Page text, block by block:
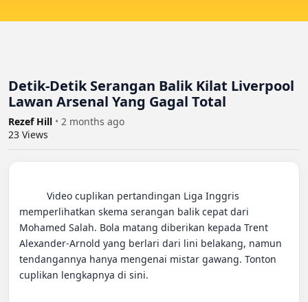
Detik-Detik Serangan Balik Kilat Liverpool
Lawan Arsenal Yang Gagal Total
Rezef Hill • 2 months ago
23 Views
memperlihatkan skema serangan balik cepat dari
Mohamed Salah. Bola matang diberikan kepada Trent
Alexander-Arnold yang berlari dari lini belakang, namun
tendangannya hanya mengenai mistar gawang. Tonton
cuplikan lengkapnya di sini.